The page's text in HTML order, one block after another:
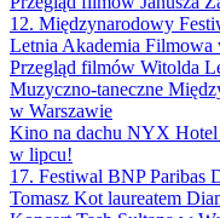
12. Międzynarodowy
Letnia Akademia
Przegląd filmów Witolda
Muzyczno-taneczne
w Warszawie
Kino na dachu NYX
w lipcu!
17. Festiwal BNP Paribas
Tomasz Kot laureatem